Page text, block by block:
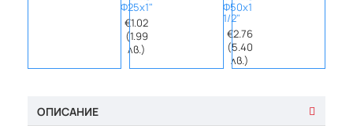
Ф25х1"
€1.02
(1.99
лв.)
Ф50х1
1/2"
€2.76
(5.40
лв.)
ОПИСАНИЕ